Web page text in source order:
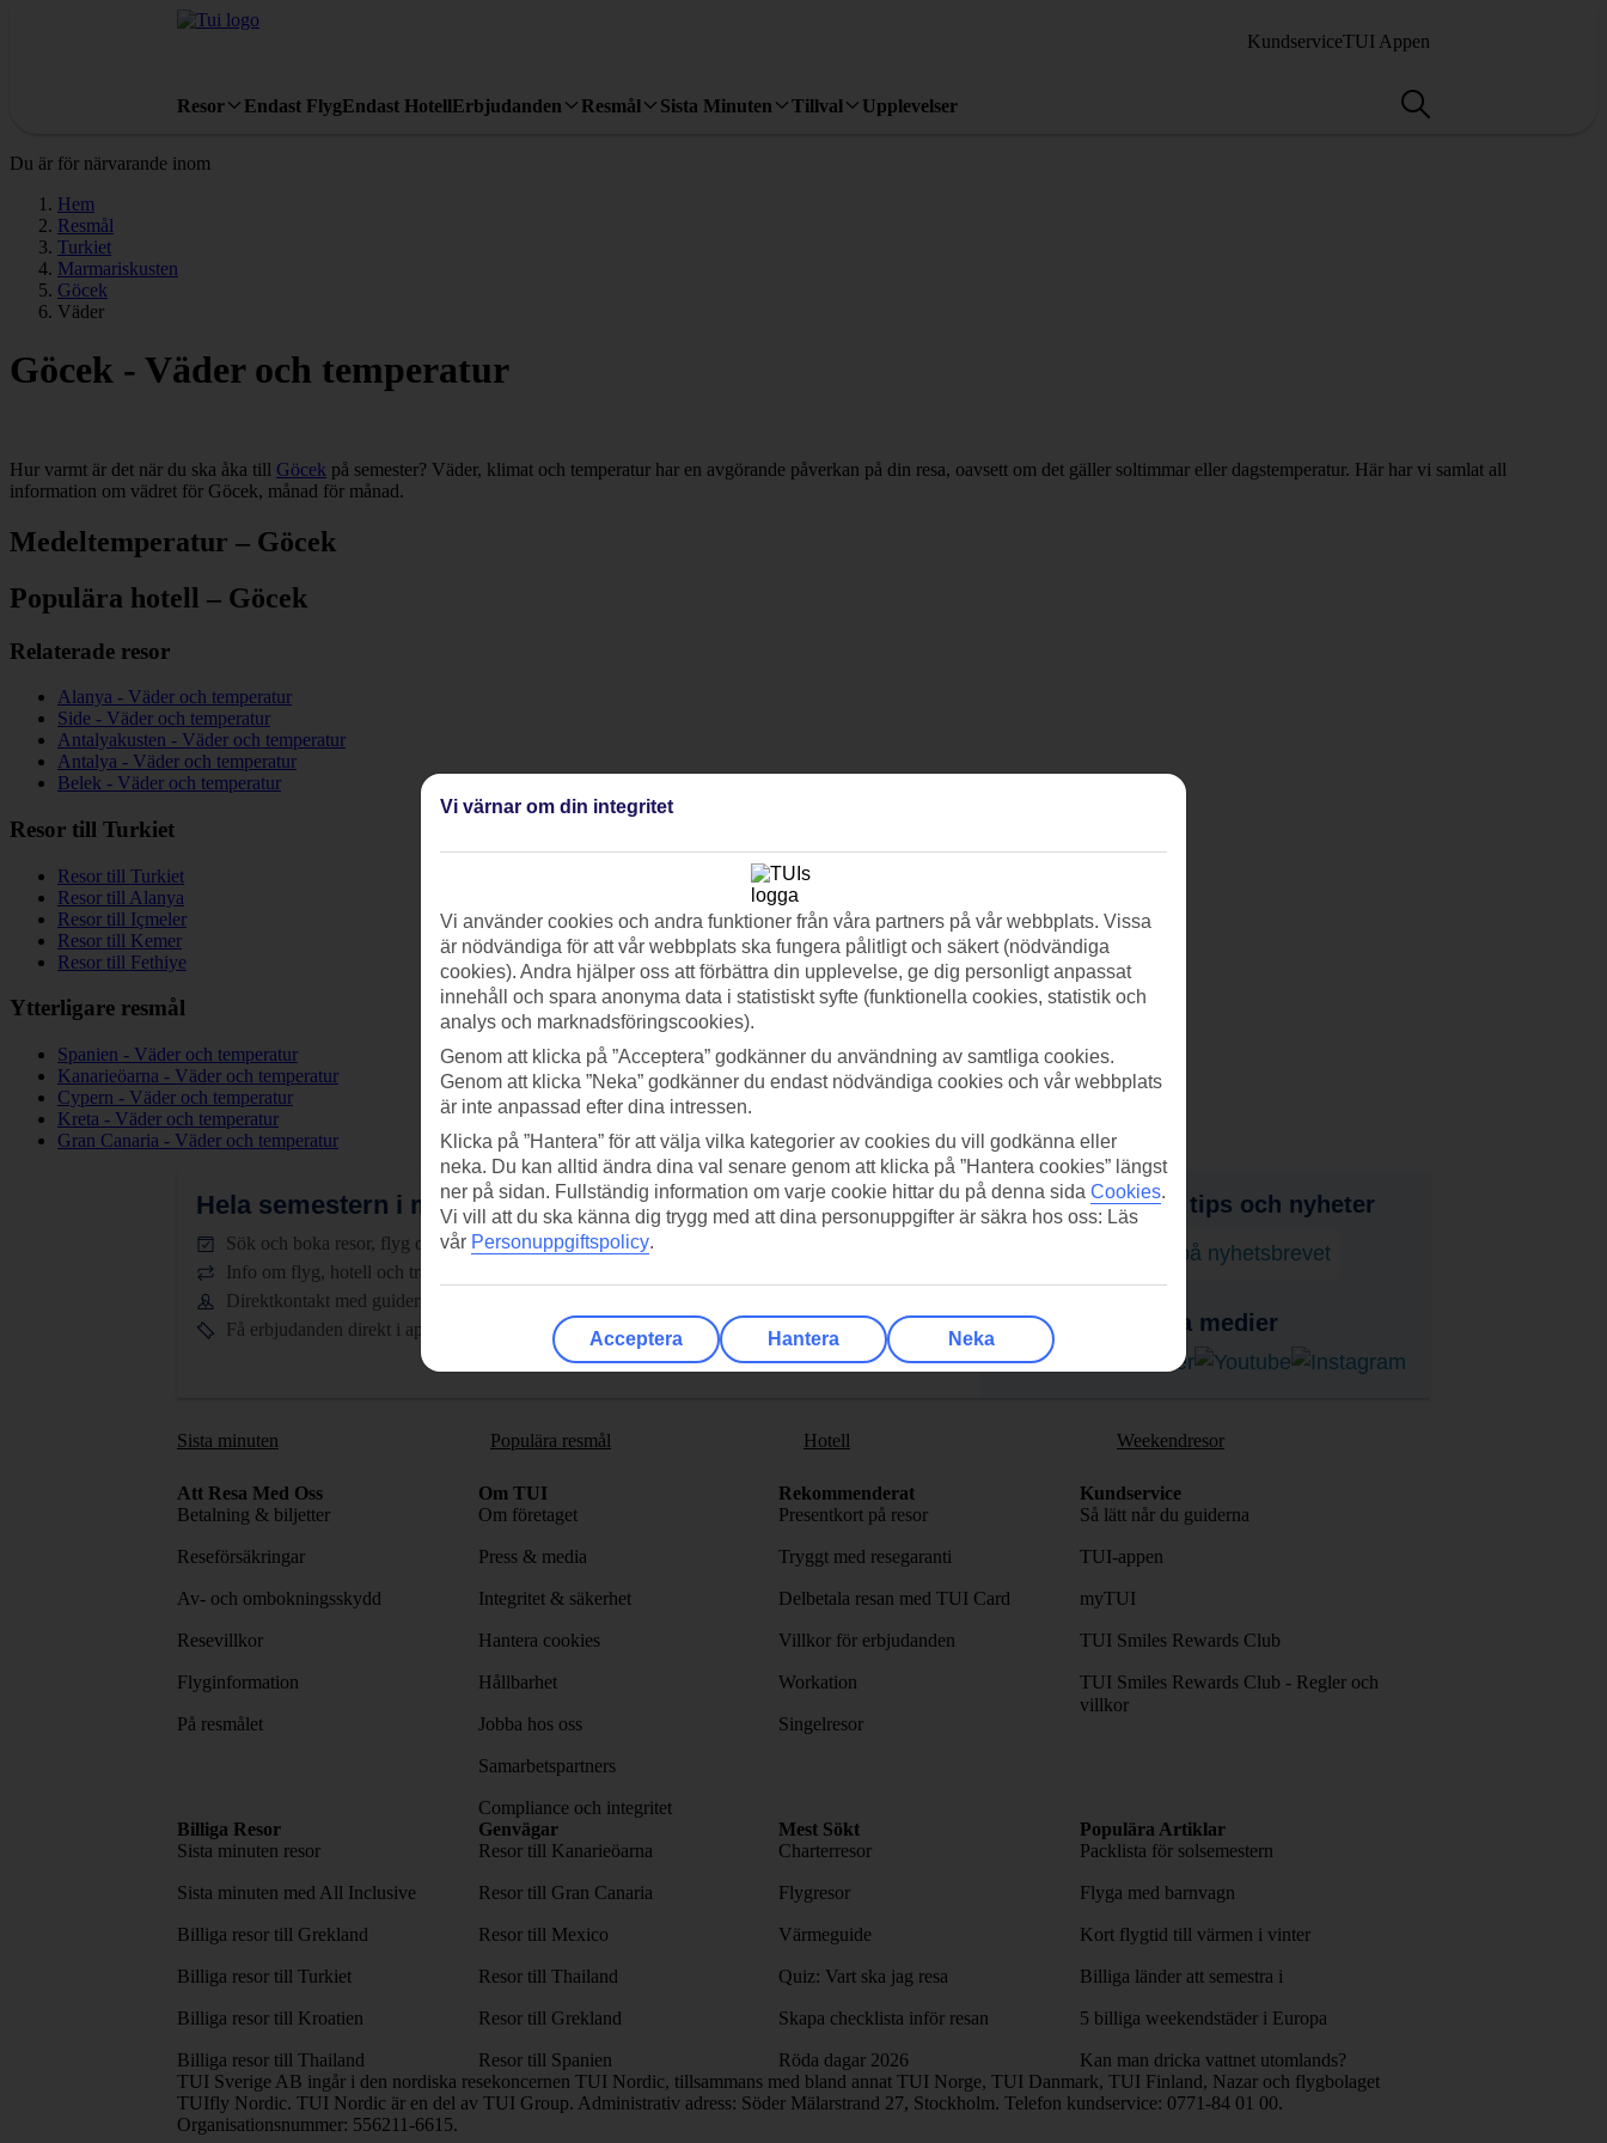
KundserviceTUI Appen
Resor Endast FlygEndast HotellErbjudanden Resmål Sista Minuten Tillval Upplevelser
Du är för närvarande inom
Hem
Resmål
Turkiet
Marmariskusten
Göcek
Väder
Göcek - Väder och temperatur
Hur varmt är det när du ska åka till Göcek på semester? Väder, klimat och temperatur har en avgörande påverkan på din resa, oavsett om det gäller soltimmar eller dagstemperatur. Här har vi samlat all
information om vädret för Göcek, månad för månad.
Medeltemperatur – Göcek
Populära hotell – Göcek
Relaterade resor
Alanya - Väder och temperatur
Side - Väder och temperatur
Antalyakusten - Väder och temperatur
Antalya - Väder och temperatur
Belek - Väder och temperatur
Resor till Turkiet
Resor till Turkiet
Resor till Alanya
Resor till Içmeler
Resor till Kemer
Resor till Fethiye
Ytterligare resmål
Spanien - Väder och temperatur
Kanarieöarna - Väder och temperatur
Cypern - Väder och temperatur
Kreta - Väder och temperatur
Gran Canaria - Väder och temperatur
Hela semestern i mobilen.Ladda ner TUI-appen idag!
Sök och boka resor, flyg och hotell
Info om flyg, hotell och transfer
Direktkontakt med guiderna dygnet runt
Få erbjudanden direkt i appen
Scanna QR-koden med din
Få erbjudanden, tips och nyheter
Prenumerera på nyhetsbrevet
Följ oss i sociala medier
Sista minuten Populära resmål Hotell Weekendresor
Att Resa Med Oss
Betalning & biljetter
Reseförsäkringar
Av- och ombokningsskydd
Resevillkor
Flyginformation
På resmålet
Om TUI
Om företaget
Press & media
Integritet & säkerhet
Hantera cookies
Hållbarhet
Jobba hos oss
Samarbetspartners
Compliance och integritet
Rekommenderat
Presentkort på resor
Tryggt med resegaranti
Delbetala resan med TUI Card
Villkor för erbjudanden
Workation
Singelresor
Kundservice
Så lätt når du guiderna
TUI-appen
myTUI
TUI Smiles Rewards Club
TUI Smiles Rewards Club - Regler och
villkor
Billiga Resor
Sista minuten resor
Sista minuten med All Inclusive
Billiga resor till Grekland
Billiga resor till Turkiet
Billiga resor till Kroatien
Billiga resor till Thailand
Genvägar
Resor till Kanarieöarna
Resor till Gran Canaria
Resor till Mexico
Resor till Thailand
Resor till Grekland
Resor till Spanien
Mest Sökt
Charterresor
Flygresor
Värmeguide
Quiz: Vart ska jag resa
Skapa checklista inför resan
Röda dagar 2026
Populära Artiklar
Packlista för solsemestern
Flyga med barnvagn
Kort flygtid till värmen i vinter
Billiga länder att semestra i
5 billiga weekendstäder i Europa
Kan man dricka vattnet utomlands?
TUI Sverige AB ingår i den nordiska resekoncernen TUI Nordic, tillsammans med bland annat TUI Norge, TUI Danmark, TUI Finland, Nazar och flygbolaget
TUIfly Nordic. TUI Nordic är en del av TUI Group. Administrativ adress: Söder Mälarstrand 27, Stockholm. Telefon kundservice: 0771-84 01 00.
Organisationsnummer: 556211-6615.
Vi värnar om din integritet
Vi använder cookies och andra funktioner från våra partners på vår webbplats. Vissa
är nödvändiga för att vår webbplats ska fungera pålitligt och säkert (nödvändiga
cookies). Andra hjälper oss att förbättra din upplevelse, ge dig personligt anpassat
innehåll och spara anonyma data i statistiskt syfte (funktionella cookies, statistik och
analys och marknadsföringscookies).
Genom att klicka på ”Acceptera” godkänner du användning av samtliga cookies.
Genom att klicka ”Neka” godkänner du endast nödvändiga cookies och vår webbplats
är inte anpassad efter dina intressen.
Klicka på ”Hantera” för att välja vilka kategorier av cookies du vill godkänna eller
neka. Du kan alltid ändra dina val senare genom att klicka på ”Hantera cookies” längst
ner på sidan. Fullständig information om varje cookie hittar du på denna sida Cookies.
Vi vill att du ska känna dig trygg med att dina personuppgifter är säkra hos oss: Läs
vår Personuppgiftspolicy.
Acceptera Hantera Neka